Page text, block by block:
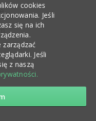
cookies
Jeśli
się na ich
Jeśli
z naszą